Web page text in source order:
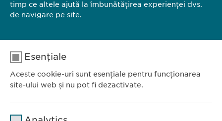
PARTENERI & MĂRCI COMERCIALE
Search results 1 until 10 of 12
1
2 next
timp ce altele ajută la îmbunătățirea experienței dvs.
de navigare pe site.
Esențiale
Aceste cookie-uri sunt esențiale pentru funcționarea
site-ului web și nu pot fi dezactivate.